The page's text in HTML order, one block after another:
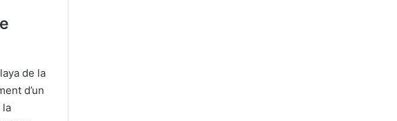
de la
d’un
la